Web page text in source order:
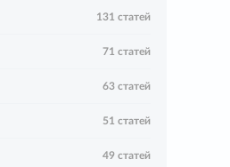
131 статей
71 статей
63 статей
51 статей
49 статей